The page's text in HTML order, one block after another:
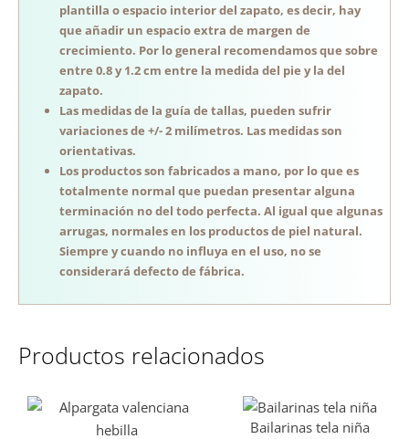
plantilla o espacio interior del zapato, es decir, hay
que añadir un espacio extra de margen de
crecimiento. Por lo general recomendamos que sobre
entre 0.8 y 1.2 cm entre la medida del pie y la del
zapato.
Las medidas de la guía de tallas, pueden sufrir
variaciones de +/- 2 milímetros. Las medidas son
orientativas.
Los productos son fabricados a mano, por lo que es
totalmente normal que puedan presentar alguna
terminación no del todo perfecta. Al igual que algunas
arrugas, normales en los productos de piel natural.
Siempre y cuando no influya en el uso, no se
considerará defecto de fábrica.
Productos relacionados
Bailarinas tela niña